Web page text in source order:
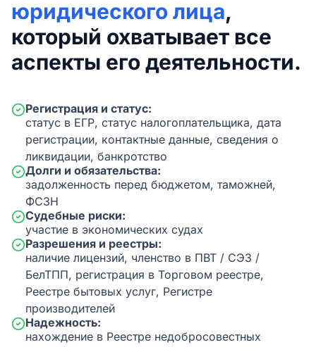
юридического лица,
который охватывает все
аспекты его деятельности.
Регистрация и статус:
статус в ЕГР, статус налогоплательщика, дата
регистрации, контактные данные, сведения о
ликвидации, банкротство
Долги и обязательства:
задолженность перед бюджетом, таможней,
ФСЗН
Судебные риски:
участие в экономических судах
Разрешения и реестры:
наличие лицензий, членство в ПВТ / СЭЗ /
БелТПП, регистрация в Торговом реестре,
Реестре бытовых услуг, Регистре
производителей
Надежность:
нахождение в Реестре недобросовестных